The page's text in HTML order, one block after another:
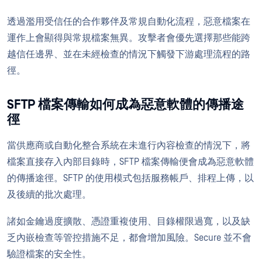
透過濫用受信任的合作夥伴及常規自動化流程，惡意檔案在
運作上會顯得與常規檔案無異。攻擊者會優先選擇那些能跨
越信任邊界、並在未經檢查的情況下觸發下游處理流程的路
徑。
SFTP 檔案傳輸如何成為惡意軟體的傳播途
徑
當供應商或自動化整合系統在未進行內容檢查的情況下，將
檔案直接存入內部目錄時，SFTP 檔案傳輸便會成為惡意軟體
的傳播途徑。SFTP 的使用模式包括服務帳戶、排程上傳，以
及後續的批次處理。
諸如金鑰過度擴散、憑證重複使用、目錄權限過寬，以及缺
乏內嵌檢查等管控措施不足，都會增加風險。Secure 並不會
驗證檔案的安全性。